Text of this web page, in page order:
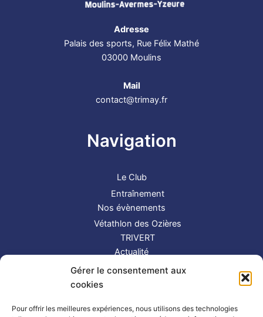
Gérer le consentement aux
cookies
Pour offrir les meilleures expériences, nous utilisons des technologies
Adresse
Palais des sports, Rue Félix Mathé
03000 Moulins
Mail
contact@trimay.fr
Navigation
Le Club
Entraînement
Nos évènements
Vétathlon des Ozières
TRIVERT
Actualité
Contact
Suivez-nous !